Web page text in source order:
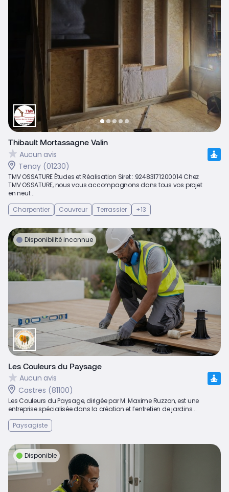
Thibault Mortassagne Valin
Aucun avis
Tenay (01230)
TMV OSSATURE Études et Réalisation Siret : 92483171200014 Chez
TMV OSSATURE, nous vous accompagnons dans tous vos projet
en neuf...
Charpentier
Couvreur Terrassier +13
Disponibilité inconnue
Les Couleurs du Paysage
Aucun avis
Castres (81100)
Les Couleurs du Paysage, dirigée par M. Maxime Ruzzon, est une
entreprise spécialisée dans la création et l’entretien de jardins...
Paysagiste
Disponible